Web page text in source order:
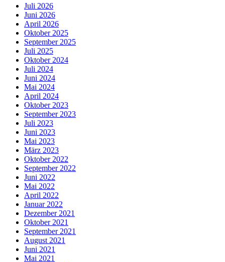
Juli 2026
Juni 2026
April 2026
Oktober 2025
September 2025
Juli 2025
Oktober 2024
Juli 2024
Juni 2024
Mai 2024
April 2024
Oktober 2023
September 2023
Juli 2023
Juni 2023
Mai 2023
März 2023
Oktober 2022
September 2022
Juni 2022
Mai 2022
April 2022
Januar 2022
Dezember 2021
Oktober 2021
September 2021
August 2021
Juni 2021
Mai 2021